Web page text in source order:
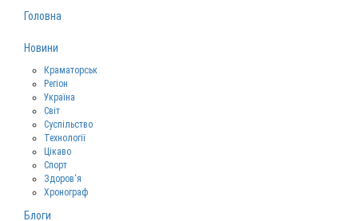
Головна
Новини
Краматорськ
Регіон
Україна
Світ
Суспільство
Технології
Цікаво
Спорт
Здоров‘я
Хронограф
Блоги